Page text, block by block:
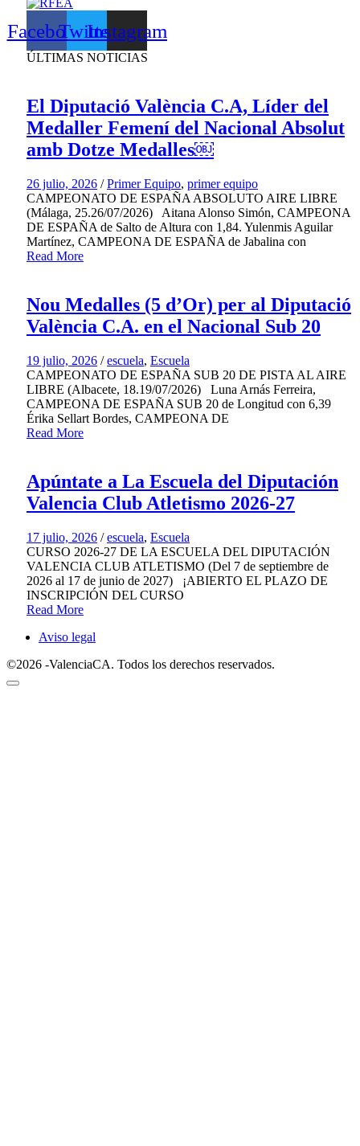
FacebookTwitterInstagram
ÚLTIMAS NOTICIAS
El Diputació València C.A, Líder del
Medaller Femení del Nacional Absolut
amb Dotze Medalles￼
26 julio, 2026 / Primer Equipo, primer equipo
CAMPEONATO DE ESPAÑA ABSOLUTO AIRE LIBRE
(Málaga, 25.26/07/2026) Aitana Alonso Simón, CAMPEONA
DE ESPAÑA de Salto de Altura con 1,84. Yulenmis Aguilar
Martínez, CAMPEONA DE ESPAÑA de Jabalina con
Read More
Nou Medalles (5 d’Or) per al Diputació
València C.A. en el Nacional Sub 20
19 julio, 2026 / escuela, Escuela
CAMPEONATO DE ESPAÑA SUB 20 DE PISTA AL AIRE
LIBRE (Albacete, 18.19/07/2026) Luna Arnás Ferreira,
CAMPEONA DE ESPAÑA SUB 20 de Longitud con 6,39
Érika Sellart Bordes, CAMPEONA DE
Read More
Apúntate a La Escuela del Diputación
Valencia Club Atletismo 2026-27
17 julio, 2026 / escuela, Escuela
CURSO 2026-27 DE LA ESCUELA DEL DIPUTACIÓN
VALENCIA CLUB ATLETISMO (Del 7 de septiembre de
2026 al 17 de junio de 2027) ¡ABIERTO EL PLAZO DE
INSCRIPCIÓN DEL CURSO
Read More
Aviso legal
©2026 -ValenciaCA. Todos los derechos reservados.